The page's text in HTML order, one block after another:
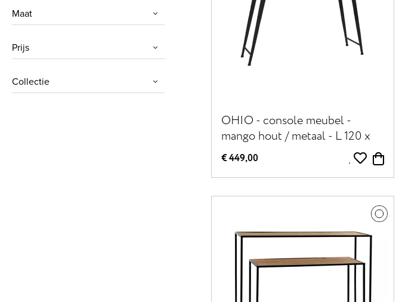
Maat
Prijs
Collectie
OHIO - console meubel -
mango hout / metaal - L 120 x
W 35 x H 80 cm - naturel
€ 449,00